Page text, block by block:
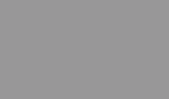
で開きます))
ドウで開きます))